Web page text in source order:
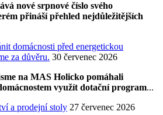
nové srpnové číslo svého
přináší přehled nejdůležitějších
domácnosti před energetickou
za důvěru. 30 červenec 2026
na MAS Holicko pomáhali
využít dotační program...
a prodejní stoly 27 červenec 2026